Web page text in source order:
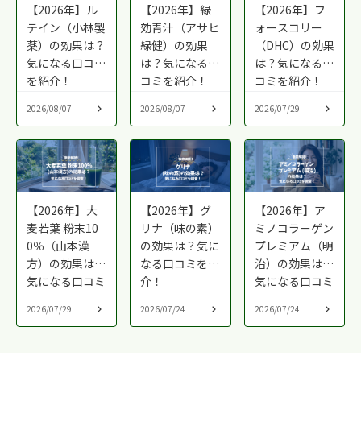
【2026年】ル
テイン（小林製
薬）の効果は？
気になる口コミ
を紹介！
2026/08/07
【2026年】緑
効青汁（アサヒ
緑健）の効果
は？気になる口
コミを紹介！
2026/08/07
【2026年】フ
ォースコリー
（DHC）の効果
は？気になる口
コミを紹介！
2026/07/29
【2026年】大
麦若葉 粉末10
0％（山本漢
方）の効果は？
気になる口コミ
2026/07/29
【2026年】グ
リナ（味の素）
の効果は？気に
なる口コミを紹
介！
2026/07/24
【2026年】ア
ミノコラーゲン
プレミアム（明
治）の効果は？
気になる口コミ
2026/07/24